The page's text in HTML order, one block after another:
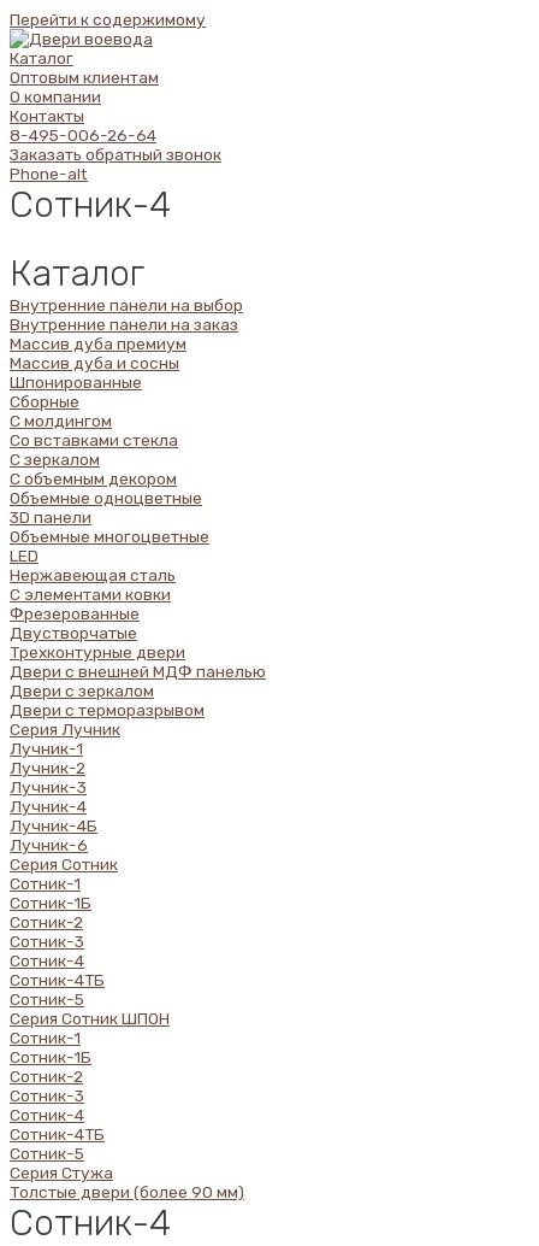
Перейти к содержимому
Каталог
Оптовым клиентам
О компании
Контакты
8-495-006-26-64
Заказать обратный звонок
Phone-alt
Сотник-4
Каталог
Внутренние панели на выбор
Внутренние панели на заказ
Массив дуба премиум
Массив дуба и сосны
Шпонированные
Сборные
С молдингом
Со вставками стекла
С зеркалом
С объемным декором
Объемные одноцветные
3D панели
Объемные многоцветные
LED
Нержавеющая сталь
С элементами ковки
Фрезерованные
Двустворчатые
Трехконтурные двери
Двери с внешней МДФ панелью
Двери с зеркалом
Двери с терморазрывом
Серия Лучник
Лучник-1
Лучник-2
Лучник-3
Лучник-4
Лучник-4Б
Лучник-6
Серия Сотник
Сотник-1
Сотник-1Б
Сотник-2
Сотник-3
Сотник-4
Сотник-4ТБ
Сотник-5
Серия Сотник ШПОН
Сотник-1
Сотник-1Б
Сотник-2
Сотник-3
Сотник-4
Сотник-4ТБ
Сотник-5
Серия Стужа
Толстые двери (более 90 мм)
Сотник-4